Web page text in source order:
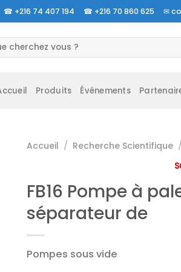
☎ +216 74 407 194 ☎ +216 70 860 625 ✉
Produits Événements
Accueil / Recherche Scientifique /
FB16 Pompe à
séparateur de
Pompes sous vide